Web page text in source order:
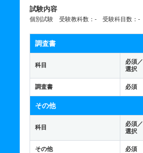
試験内容
個別試験 受験教科数：- 受験科目数：-
調査書
科目
必須／
選択
調査書 必須
その他
科目
必須／
選択
その他 必須